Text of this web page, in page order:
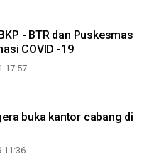
- BTR dan Puskesmas
COVID -19
17:57
buka kantor cabang di
11:36